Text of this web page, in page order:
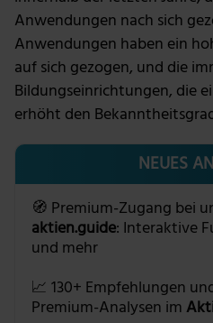
Anwendungen nach sich
Anwendungen haben ein
auf sich gezogen, und die
Bildungseinrichtungen, die
erhöht den
NEUES
🧭 Premium-Zugang bei
aktien.guide: Interaktive
und mehr
📈 130+ Empfehlungen
Premium-Analysen im